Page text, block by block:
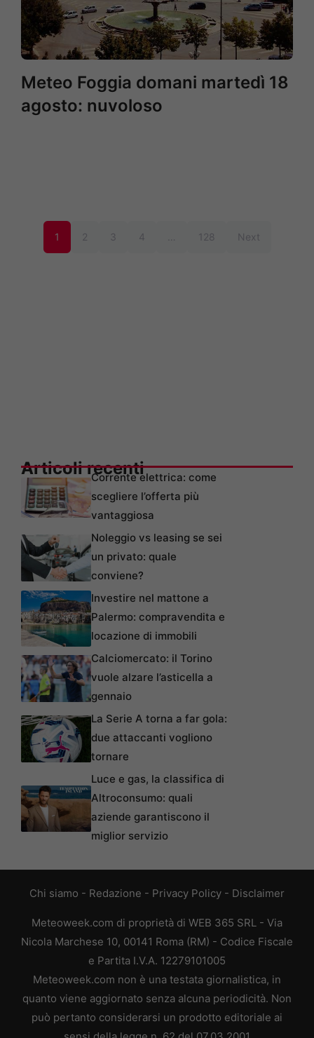
Meteo Foggia domani martedì 18
agosto: nuvoloso
1 2 3 4 128 Next
Articoli recentiCorrente elettrica: come
scegliere l’offerta più
vantaggiosa
Noleggio vs leasing se sei
un privato: quale
conviene?
Investire nel mattone a
Palermo: compravendita e
locazione di immobili
Calciomercato: il Torino
vuole alzare l’asticella a
gennaio
La Serie A torna a far gola:
due attaccanti vogliono
tornare
Luce e gas, la classifica di
Altroconsumo: quali
aziende garantiscono il
miglior servizio
Chi siamo - Redazione - Privacy Policy - Disclaimer
Meteoweek.com di proprietà di WEB 365 SRL - Via
Nicola Marchese 10, 00141 Roma (RM) - Codice Fiscale
e Partita I.V.A. 12279101005
Meteoweek.com non è una testata giornalistica, in
quanto viene aggiornato senza alcuna periodicità. Non
può pertanto considerarsi un prodotto editoriale ai